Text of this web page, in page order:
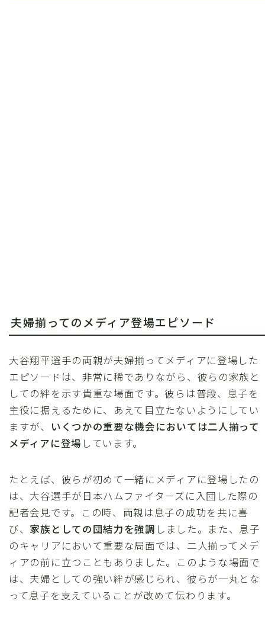
夫婦揃ってのメディア登場エピソード
大谷翔平選手の両親が夫婦揃ってメディアに登場した
エピソードは、非常に稀でありながら、彼らの家族と
しての絆を示す貴重な場面です。彼らは普段、息子を
主役に据えるために、あえて目立たないようにしてい
ますが、 いくつかの重要な機会においては二人揃って
メディアに登場 しています。
たとえば、彼らが初めて一緒にメディアに登場したの
は、大谷選手が日本ハムファイターズに入団した際の
記者会見です。この時、両親は息子の成功を共に喜
び、 家族としての団結力を強調 しました。また、息子
のキャリアにおいて重要な局面では、二人揃ってメデ
ィアの前に立つこともありました。このような場面で
は、夫婦としての強い絆が感じられ、彼らが一丸とな
って息子を支えていることが改めて伝わります。